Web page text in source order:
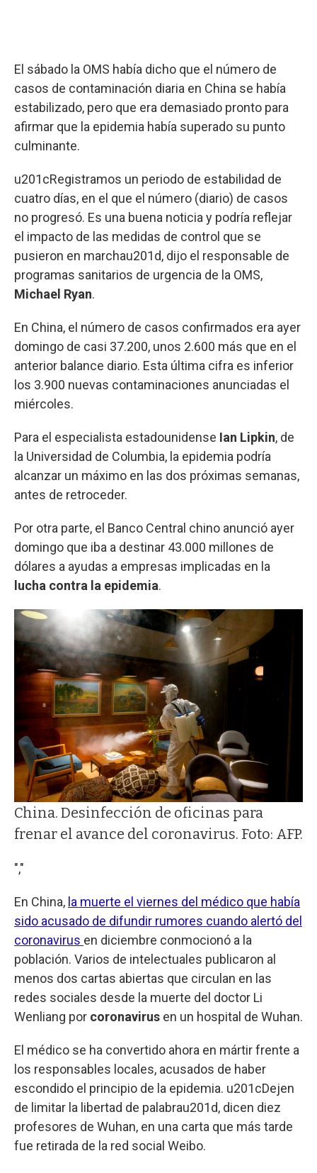
El sábado la OMS había dicho que el número de
casos de contaminación diaria en China se había
estabilizado, pero que era demasiado pronto para
afirmar que la epidemia había superado su punto
culminante.
u201cRegistramos un periodo de estabilidad de
cuatro días, en el que el número (diario) de casos
no progresó. Es una buena noticia y podría reflejar
el impacto de las medidas de control que se
pusieron en marchau201d, dijo el responsable de
programas sanitarios de urgencia de la OMS,
Michael Ryan.
En China, el número de casos confirmados era ayer
domingo de casi 37.200, unos 2.600 más que en el
anterior balance diario. Esta última cifra es inferior
los 3.900 nuevas contaminaciones anunciadas el
miércoles.
Para el especialista estadounidense Ian Lipkin, de
la Universidad de Columbia, la epidemia podría
alcanzar un máximo en las dos próximas semanas,
antes de retroceder.
Por otra parte, el Banco Central chino anunció ayer
domingo que iba a destinar 43.000 millones de
dólares a ayudas a empresas implicadas en la
lucha contra la epidemia.
China. Desinfección de oficinas para
frenar el avance del coronavirus. Foto: AFP.
","
En China, la muerte el viernes del médico que había
sido acusado de difundir rumores cuando alertó del
coronavirus en diciembre conmocionó a la
población. Varios de intelectuales publicaron al
menos dos cartas abiertas que circulan en las
redes sociales desde la muerte del doctor Li
Wenliang por coronavirus en un hospital de Wuhan.
El médico se ha convertido ahora en mártir frente a
los responsables locales, acusados de haber
escondido el principio de la epidemia. u201cDejen
de limitar la libertad de palabrau201d, dicen diez
profesores de Wuhan, en una carta que más tarde
fue retirada de la red social Weibo.